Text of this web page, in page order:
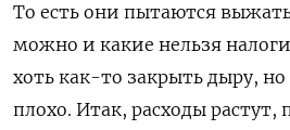
То есть они пытаются
можно и какие нельзя
хоть как-то закрыть дыру, но
плохо. Итак, расходы растут,